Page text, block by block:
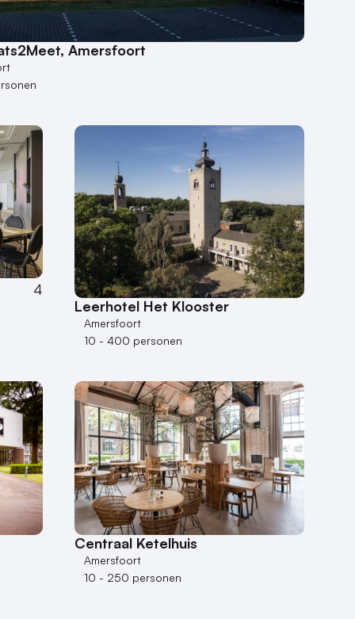
Amersfoort
4
Leerhotel Het Klooster
Amersfoort
10 - 400 personen
Centraal Ketelhuis
Amersfoort
10 - 250 personen